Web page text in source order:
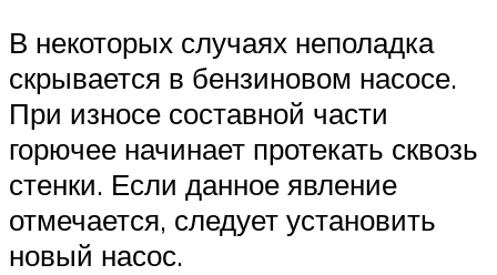
В некоторых случаях неполадка
скрывается в бензиновом насосе.
При износе составной части
горючее начинает протекать сквозь
стенки. Если данное явление
отмечается, следует установить
новый насос.